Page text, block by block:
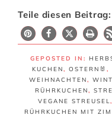
Teile diesen Beitrag:
GEPOSTED IN:
KUCHEN, OSTERN🐰 ,
WEIHNACHTEN,
RÜHRKUCHEN,
VEGANE STREUSEL,
RÜHRKUCHEN MIT